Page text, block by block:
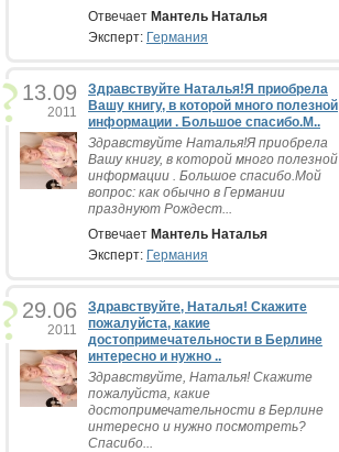
Отвечает Мантель Наталья
Эксперт: Германия
13.09
2011
Здравствуйте Наталья!Я приобрела
Вашу книгу, в которой много полезной
информации . Большое спасибо.М..
Здравствуйте Наталья!Я приобрела
Вашу книгу, в которой много полезной
информации . Большое спасибо.Мой
вопрос: как обычно в Германии
празднуют Рождест...
Отвечает Мантель Наталья
Эксперт: Германия
29.06
2011
Здравствуйте, Наталья! Скажите
пожалуйста, какие
достопримечательности в Берлине
интересно и нужно ..
Здравствуйте, Наталья! Скажите
пожалуйста, какие
достопримечательности в Берлине
интересно и нужно посмотреть?
Спасибо...